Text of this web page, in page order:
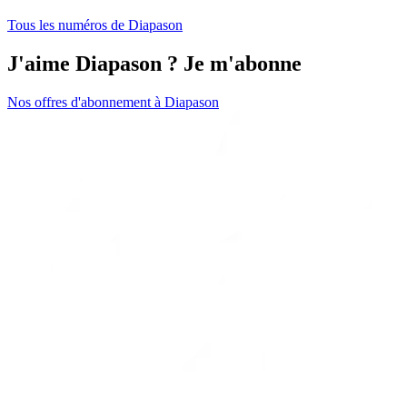
Tous les numéros de Diapason
J'aime Diapason ? Je m'abonne
Nos offres d'abonnement à Diapason